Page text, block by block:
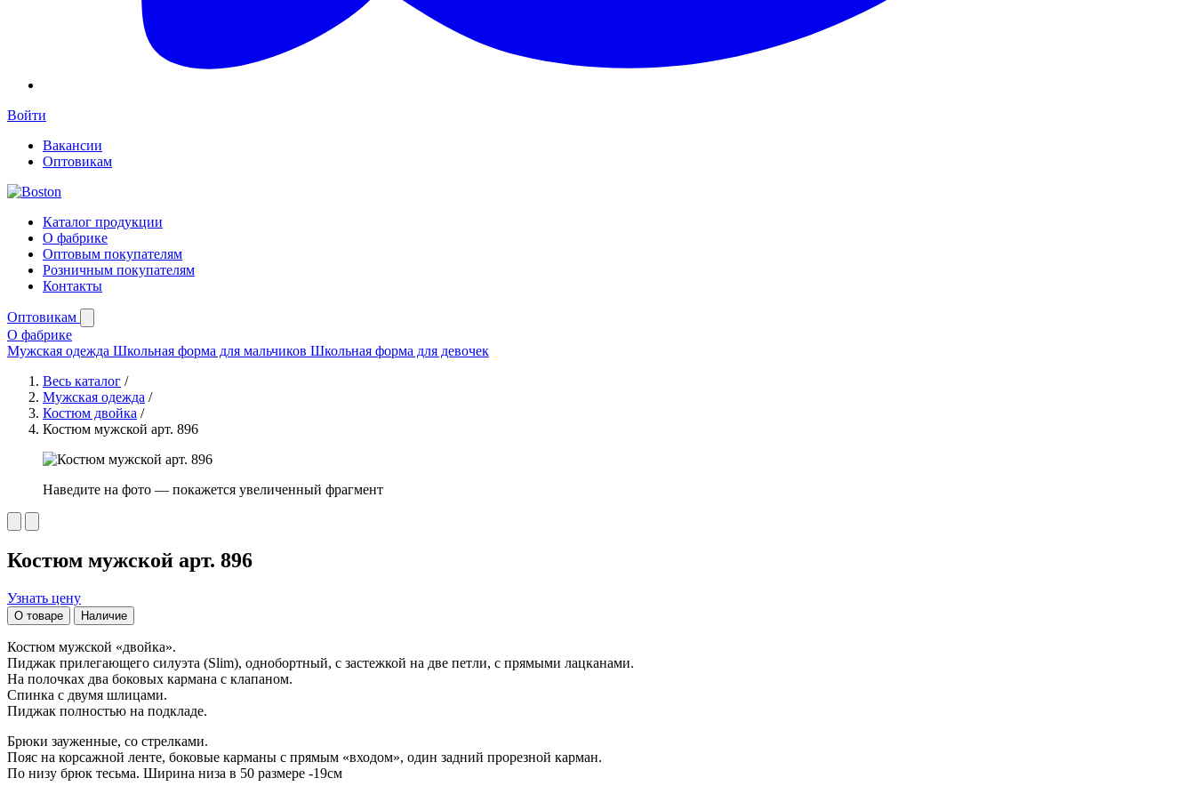
Войти
Вакансии
Оптовикам
Каталог продукции
О фабрике
Оптовым покупателям
Розничным покупателям
Контакты
Оптовикам
О фабрике
Мужская одежда Школьная форма для мальчиков Школьная форма для девочек
Весь каталог /
Мужская одежда /
Костюм двойка /
Костюм мужской арт. 896
Наведите на фото — покажется увеличенный фрагмент
Костюм мужской арт. 896
Узнать цену
О товаре Наличие
Костюм мужской «двойка».
Пиджак прилегающего силуэта (Slim), однобортный, с застежкой на две петли, с прямыми лацканами.
На полочках два боковых кармана с клапаном.
Спинка с двумя шлицами.
Пиджак полностью на подкладе.
Брюки зауженные, со стрелками.
Пояс на корсажной ленте, боковые карманы с прямым «входом», один задний прорезной карман.
По низу брюк тесьма. Ширина низа в 50 размере -19см